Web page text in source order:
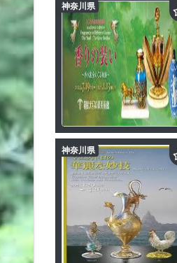
神奈川県
神奈川県